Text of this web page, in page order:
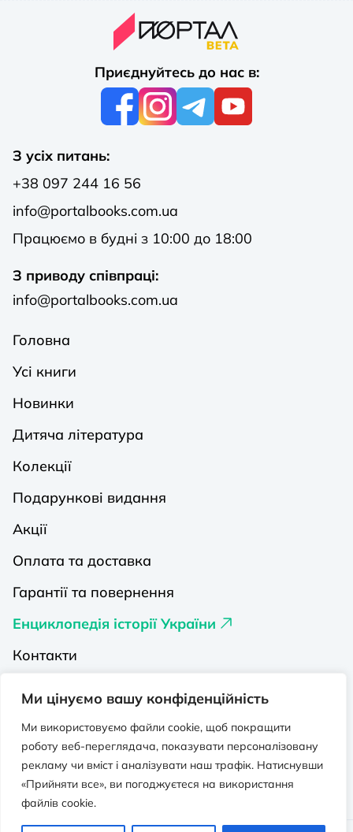
Ми цінуємо вашу конфіденційність
Ми використовуємо файли cookie, щоб покращити
роботу веб-переглядача, показувати персоналізовану
рекламу чи вміст і аналізувати наш трафік. Натиснувши
«Прийняти все», ви погоджуєтеся на використання
файлів cookie.
Приєднуйтесь до нас в:
З усіх питань:
+38 097 244 16 56
info@portalbooks.com.ua
Працюємо в будні з 10:00 до 18:00
З приводу співпраці:
info@portalbooks.com.ua
Головна
Усі книги
Новинки
Дитяча література
Колекції
Подарункові видання
Акції
Оплата та доставка
Гарантії та повернення
Енциклопедія історії України
Контакти
Видавництва на Порталі
Політика конфіденційності
Публічна оферта